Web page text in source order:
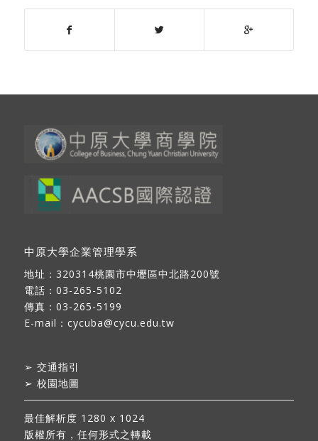
中原大學企業管理學系
地址： 320314桃園市中壢區中北路200號
電話：03-265-5102
傳真：03-265-5199
E-mail： cycuba@cycu.edu.tw
➢ 交通指引
➢ 校園地圖
最佳解析度 1280 x 1024
版權所有，任何形式之轉載